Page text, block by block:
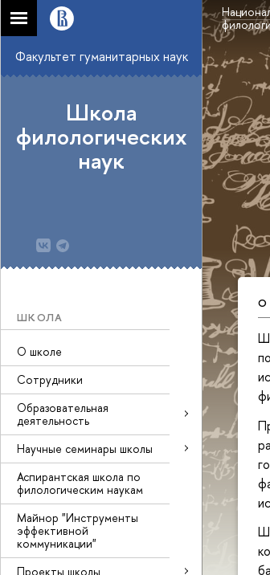
Факультет гуманитарных наук
Школа
филологических
наук
ШКОЛА
О школе
Сотрудники
Образовательная
деятельность
Научные семинары школы
Аспирантская школа по
филологическим наукам
Майнор "Инструменты
эффективной
коммуникации"
Проекты школы
О